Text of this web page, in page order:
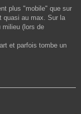
plus "mobile" que sur
quasi au max. Sur la
milieu (lors de
et parfois tombe un